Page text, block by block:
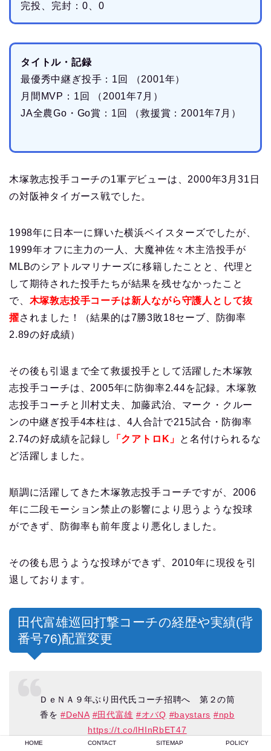
完投、完封：0、0
タイトル・記録
最優秀中継ぎ投手：1回 （2001年）
月間MVP：1回 （2001年7月）
JA全農Go・Go賞：1回 （救援賞：2001年7月）
木塚敦志投手コーチの1軍デビューは、2000年3月31日
の対阪神タイガース戦でした。
1998年に日本一に輝いた横浜ベイスターズでしたが、
1999年オフに主力の一人、大魔神佐々木主浩投手が
MLBのシアトルマリナーズに移籍したことと、代理と
して期待された投手たちが結果を残せなかったこと
で、 木塚敦志投手コーチは新人ながら守護人として抜
擢されました！（結果的は7勝3敗18セーブ、防御率
2.89の好成績）
その後も引退まで全て救援投手として活躍した木塚敦
志投手コーチは、2005年に防御率2.44を記録。木塚敦
志投手コーチと川村丈夫、加藤武治、マーク・クルー
ンの中継ぎ投手4本柱は、4人合計で215試合・防御率
2.74の好成績を記録し
「クアトロK」
と名付けられるな
ど活躍しました。
順調に活躍してきた木塚敦志投手コーチですが、2006
年に二段モーション禁止の影響により思うような投球
ができず、防御率も前年度より悪化しました。
その後も思うような投球ができず、2010年に現役を引
退しております。
田代富雄巡回打撃コーチの経歴や実績(背
番号76)配置変更
ＤｅＮＡ９年ぶり田代氏コーチ招聘へ 第２の筒
香を#DeNA #田代富雄 #オバQ #baystars #npb
https://t.co/lHInRbET47
HOME CONTACT SITEMAP POLICY